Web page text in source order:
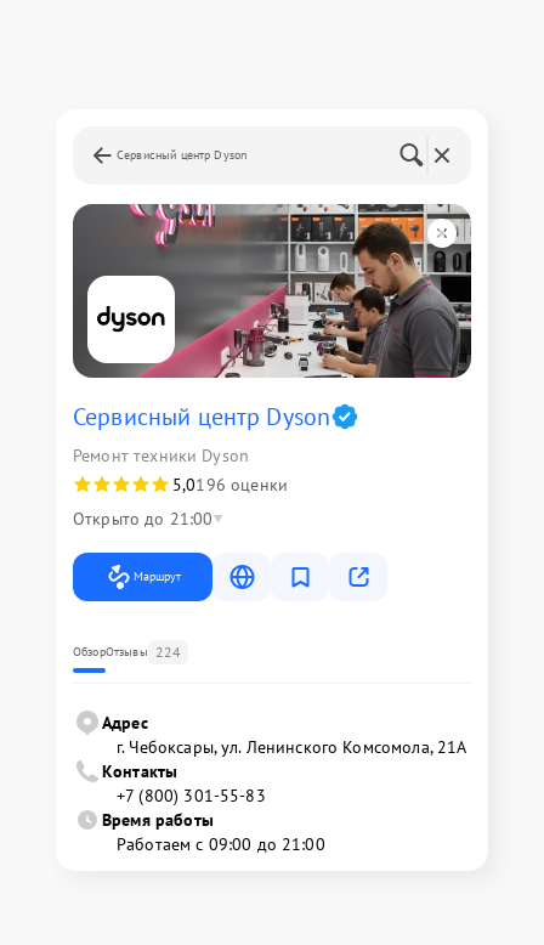
Сервисный центр Dyson
Сервисный центр Dyson
Ремонт техники Dyson
5,0196 оценки
Открыто до 21:00
Маршрут
ОбзорОтзывы 224
Адрес
г. Чебоксары, ул. Ленинского Комсомола, 21А
Контакты
+7 (800) 301-55-83
Время работы
Работаем с 09:00 до 21:00